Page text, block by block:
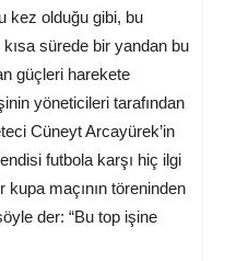
kez olduğu gibi, bu
sürede bir yandan bu
güçleri harekete
yöneticileri tarafından
Cüneyt Arcayürek’in
futbola karşı hiç ilgi
maçının töreninden
der: “Bu top işine